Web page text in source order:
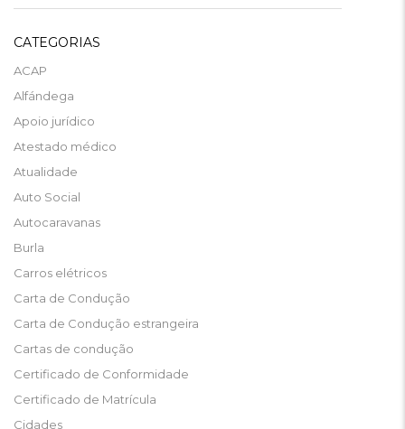
CATEGORIAS
ACAP
Alfándega
Apoio jurídico
Atestado médico
Atualidade
Auto Social
Autocaravanas
Burla
Carros elétricos
Carta de Condução
Carta de Condução estrangeira
Cartas de condução
Certificado de Conformidade
Certificado de Matrícula
Cidades